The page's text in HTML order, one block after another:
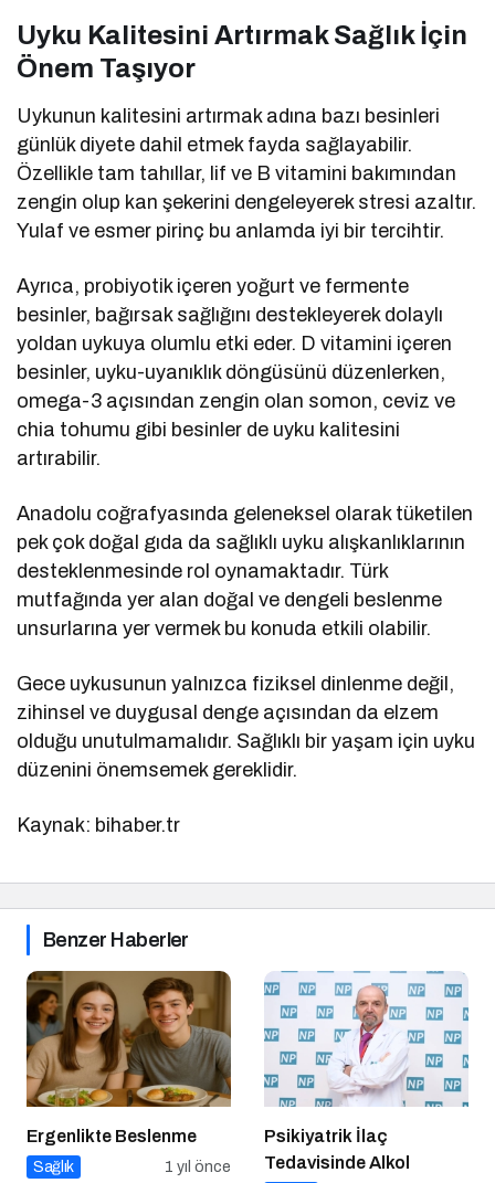
Uyku Kalitesini Artırmak Sağlık İçin
Önem Taşıyor
Uykunun kalitesini artırmak adına bazı besinleri
günlük diyete dahil etmek fayda sağlayabilir.
Özellikle tam tahıllar, lif ve B vitamini bakımından
zengin olup kan şekerini dengeleyerek stresi azaltır.
Yulaf ve esmer pirinç bu anlamda iyi bir tercihtir.
Ayrıca, probiyotik içeren yoğurt ve fermente
besinler, bağırsak sağlığını destekleyerek dolaylı
yoldan uykuya olumlu etki eder. D vitamini içeren
besinler, uyku-uyanıklık döngüsünü düzenlerken,
omega-3 açısından zengin olan somon, ceviz ve
chia tohumu gibi besinler de uyku kalitesini
artırabilir.
Anadolu coğrafyasında geleneksel olarak tüketilen
pek çok doğal gıda da sağlıklı uyku alışkanlıklarının
desteklenmesinde rol oynamaktadır. Türk
mutfağında yer alan doğal ve dengeli beslenme
unsurlarına yer vermek bu konuda etkili olabilir.
Gece uykusunun yalnızca fiziksel dinlenme değil,
zihinsel ve duygusal denge açısından da elzem
olduğu unutulmamalıdır. Sağlıklı bir yaşam için uyku
düzenini önemsemek gereklidir.
Kaynak: bihaber.tr
Benzer Haberler
Ergenlikte Beslenme
Sağlık 1 yıl önce
Psikiyatrik İlaç
Tedavisinde Alkol